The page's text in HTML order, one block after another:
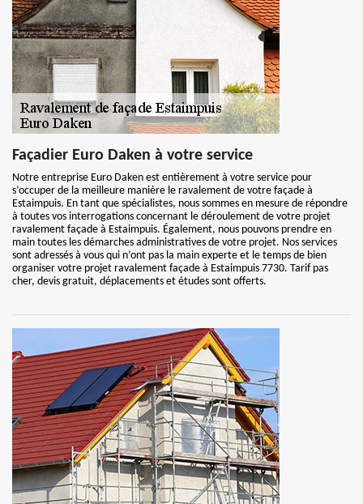
Façadier Euro Daken à votre service
Notre entreprise Euro Daken est entièrement à votre service pour
s’occuper de la meilleure manière le ravalement de votre façade à
Estaimpuis. En tant que spécialistes, nous sommes en mesure de répondre
à toutes vos interrogations concernant le déroulement de votre projet
ravalement façade à Estaimpuis. Également, nous pouvons prendre en
main toutes les démarches administratives de votre projet. Nos services
sont adressés à vous qui n’ont pas la main experte et le temps de bien
organiser votre projet ravalement façade à Estaimpuis 7730. Tarif pas
cher, devis gratuit, déplacements et études sont offerts.